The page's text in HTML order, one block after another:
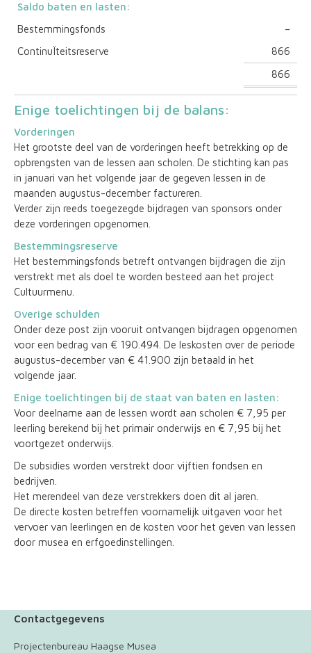
Saldo baten en lasten:
Bestemmingsfonds
–
ContinuÏteitsreserve
866
866
Enige toelichtingen bij de balans:
Vorderingen
Het grootste deel van de vorderingen heeft betrekking op de
opbrengsten van de lessen aan scholen. De stichting kan pas
in januari van het volgende jaar de gegeven lessen in de
maanden augustus-december factureren.
Verder zijn reeds toegezegde bijdragen van sponsors onder
deze vorderingen opgenomen.
Bestemmingsreserve
Het bestemmingsfonds betreft ontvangen bijdragen die zijn
verstrekt met als doel te worden besteed aan het project
Cultuurmenu.
Overige schulden
Onder deze post zijn vooruit ontvangen bijdragen opgenomen
voor een bedrag van € 190.494. De leskosten over de periode
augustus-december van € 41.900 zijn betaald in het
volgende jaar.
Enige toelichtingen bij de staat van baten en lasten:
Voor deelname aan de lessen wordt aan scholen € 7,95 per
leerling berekend bij het primair onderwijs en € 7,95 bij het
voortgezet onderwijs.
De subsidies worden verstrekt door vijftien fondsen en
bedrijven.
Het merendeel van deze verstrekkers doen dit al jaren.
De directe kosten betreffen voornamelijk uitgaven voor het
vervoer van leerlingen en de kosten voor het geven van lessen
door musea en erfgoedinstellingen.
Contactgegevens
Projectenbureau Haagse Musea